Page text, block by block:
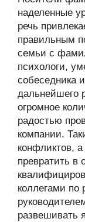
наделенные
речь
правильным
семьи с
психологи,
собеседника
дальнейшего
огромное
радостью
компании.
конфликтов,
превратить в
коллегами по
развешивать